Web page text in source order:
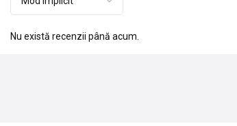
Nu există recenzii până acum.